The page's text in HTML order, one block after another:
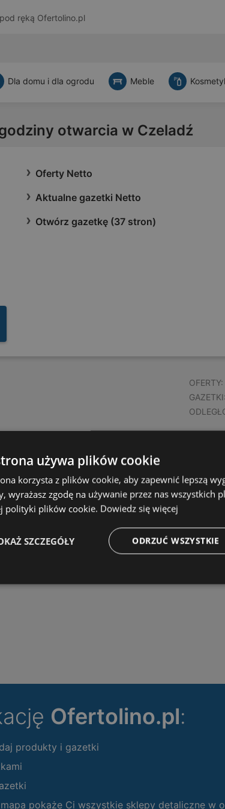
ręką Ofertolino.pl
Dla domu i dla ogrodu Meble
otwarcia w Czeladź
Oferty Netto
Aktualne gazetki Netto
Otwórz gazetkę (37 stron)
OFERTY:
GAZETKI:
Ofertolino.pl:
produkty i gazetki
pokaże Ci wszystkie sklepy detaliczne w
używa plików cookie
korzysta z plików cookie, aby zapewnić lepszą
wyrażasz zgodę na używanie przez nas wszystkich
polityki plików cookie. Dowiedz się więcej
ODRZUĆ WSZYSTKIE
SZCZEGÓŁY